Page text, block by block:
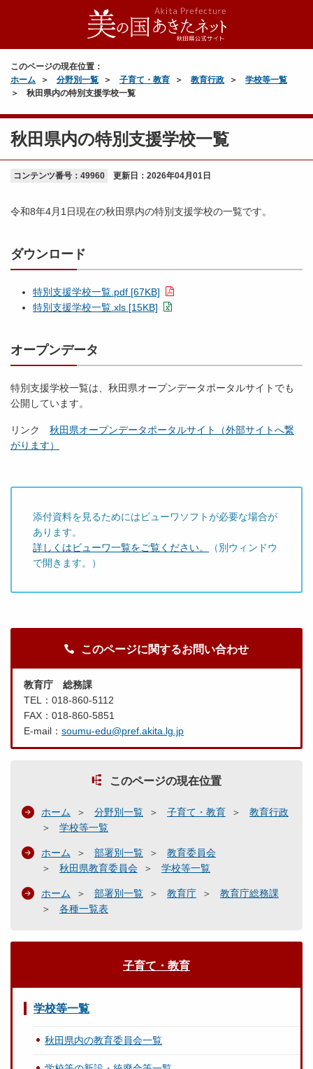
このページの現在位置：
ホーム
分野別一覧 子育て・教育 教育行政
学校等一覧
秋田県内の特別支援学校一覧
秋田県内の特別支援学校一覧
コンテンツ番号：49960 更新日： 2026年04月01日
令和8年4月1日現在の秋田県内の特別支援学校の一覧です。
ダウンロード
特別支援学校一覧.pdf [67KB]
特別支援学校一覧.xls [15KB]
オープンデータ
特別支援学校一覧は、秋田県オープンデータポータルサイトでも
公開しています。
リンク 秋田県オープンデータポータルサイト（外部サイトへ繋
がります）
添付資料を見るためにはビューワソフトが必要な場合が
あります。
詳しくはビューワ一覧をご覧ください。
（別ウィンドウ
で開きます。）
このページに関するお問い合わせ
教育庁 総務課
TEL：018-860-5112
FAX：018-860-5851
E-mail： soumu-edu@pref.akita.lg.jp
このページの現在位置
ホーム 分野別一覧 子育て・教育
教育行政
学校等一覧
ホーム 部署別一覧
教育委員会
秋田県教育委員会
学校等一覧
ホーム 部署別一覧 教育庁
教育庁総務課
各種一覧表
子育て・教育
学校等一覧
秋田県内の教育委員会一覧